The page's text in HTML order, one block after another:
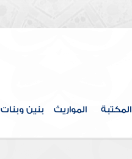
المكتبة المواريث بنين وبنات